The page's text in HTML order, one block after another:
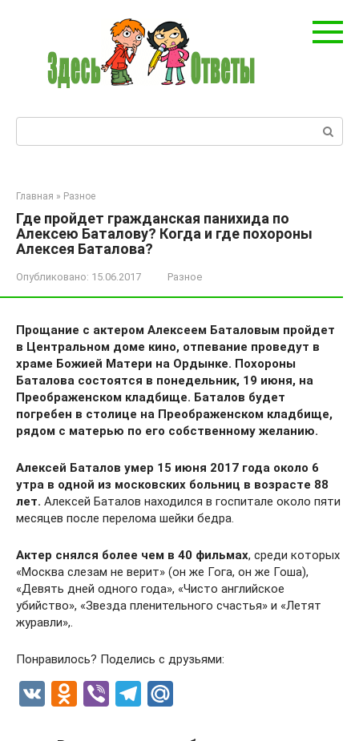
Поиск:
Главная » Разное
Где пройдет гражданская панихида по
Алексею Баталову? Когда и где похороны
Алексея Баталова?
Опубликовано: 15.06.2017 Разное
Прощание с актером Алексеем Баталовым пройдет
в Центральном доме кино, отпевание проведут в
храме Божией Матери на Ордынке. Похороны
Баталова состоятся в понедельник, 19 июня, на
Преображенском кладбище. Баталов будет
погребен в столице на Преображенском кладбище,
рядом с матерью по его собственному желанию.
Алексей Баталов умер 15 июня 2017 года около 6
утра в одной из московских больниц в возрасте 88
лет. Алексей Баталов находился в госпитале около пяти
месяцев после перелома шейки бедра.
Актер снялся более чем в 40 фильмах, среди которых
«Москва слезам не верит» (он же Гога, он же Гоша),
«Девять дней одного года», «Чисто английское
убийство», «Звезда пленительного счастья» и «Летят
журавли»,.
Понравилось? Поделись с друзьями:
V
O
Vi T